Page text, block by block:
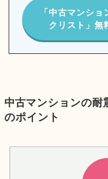
「中古マンシ
クリスト」無
中古マンションの耐
のポイント